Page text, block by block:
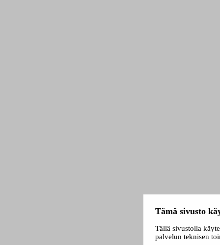
Tämä sivusto
Tällä sivustolla
palvelun teknisen